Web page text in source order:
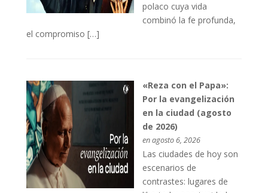
polaco cuya vida
combinó la fe profunda,
el compromiso […]
«Reza con el Papa»:
Por la evangelización
en la ciudad (agosto
de 2026)
en agosto 6, 2026
Las ciudades de hoy son
escenarios de
contrastes: lugares de